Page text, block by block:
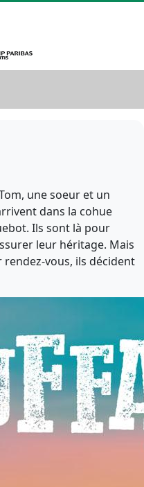
une soeur et un
dans la cohue
Ils sont là pour
leur héritage. Mais
vous, ils décident